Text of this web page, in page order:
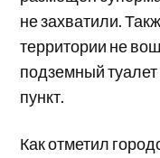
не захватили.
территории не
подземный
пункт.
Как отметил